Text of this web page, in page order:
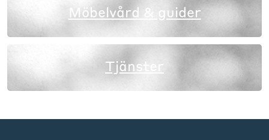
Möbelvård & guider
Tjänster